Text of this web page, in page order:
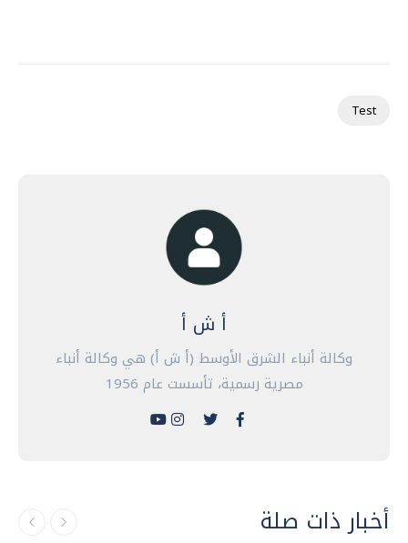
Test
أ ش أ
وكالة أنباء الشرق الأوسط (أ ش أ) هي وكالة أنباء
مصرية رسمية، تأسست عام 1956
أخبار ذات صلة